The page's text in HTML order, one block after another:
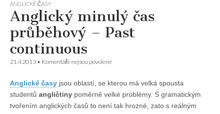
ANGLICKÉ ČASY
Anglický minulý čas
průběhový – Past
continuous
21.4.2013 • Komentáře nejsou povolenéu
názvem
Anglický
minulý
čas
Anglické časy jsou oblastí, se kterou má velká spousta
studentů angličtiny poměrně velké problémy. S gramatickým
tvořením anglických časů to není tak hrozné, zato s reálným